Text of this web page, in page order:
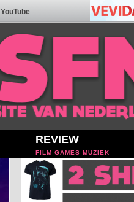
YouTube
REVIEW
FILM GAMES MUZIEK